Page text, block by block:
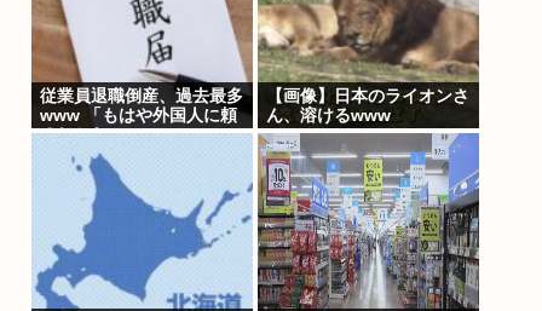
従業員退職倒産、過去最多
www 「もはや外国人に頼
るしかない」
【画像】日本のライオンさ
ん、溶けるwww